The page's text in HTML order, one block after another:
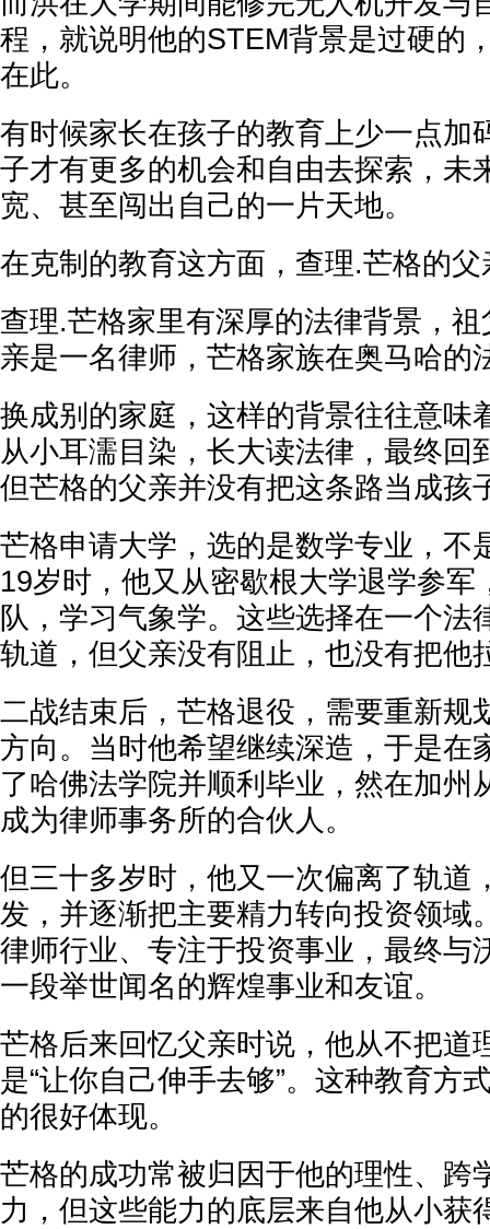
程，就说明他的STEM背景是过硬的
在此。
有时候家长在孩子的教育上少一点加
子才有更多的机会和自由去探索，未
宽、甚至闯出自己的一片天地。
在克制的教育这方面，查理.芒格的
查理.芒格家里有深厚的法律背景，
亲是一名律师，芒格家族在奥马哈的
换成别的家庭，这样的背景往往意味
从小耳濡目染，长大读法律，最终回
但芒格的父亲并没有把这条路当成孩
芒格申请大学，选的是数学专业，不
19岁时，他又从密歇根大学退学参军
队，学习气象学。这些选择在一个法
轨道，但父亲没有阻止，也没有把他
二战结束后，芒格退役，需要重新规
方向。当时他希望继续深造，于是在
了哈佛法学院并顺利毕业，然在加州
成为律师事务所的合伙人。
但三十多岁时，他又一次偏离了轨道
发，并逐渐把主要精力转向投资领域
律师行业、专注于投资事业，最终与
一段举世闻名的辉煌事业和友谊。
芒格后来回忆父亲时说，他从不把道
是“让你自己伸手去够”。这种教育方
的很好体现。
芒格的成功常被归因于他的理性、跨
力，但这些能力的底层来自他从小获